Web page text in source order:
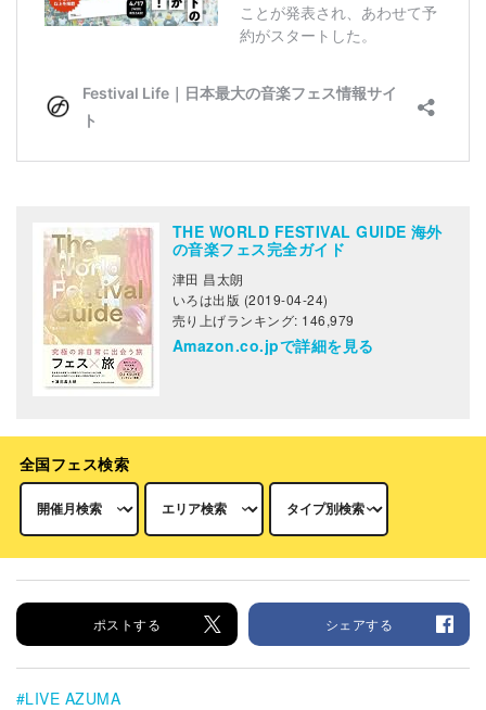
THE WORLD FESTIVAL GUIDE 海外
の音楽フェス完全ガイド
津田 昌太朗
いろは出版 (2019-04-24)
売り上げランキング: 146,979
Amazon.co.jpで詳細を見る
全国フェス検索
ポストする シェアする
LIVE AZUMA